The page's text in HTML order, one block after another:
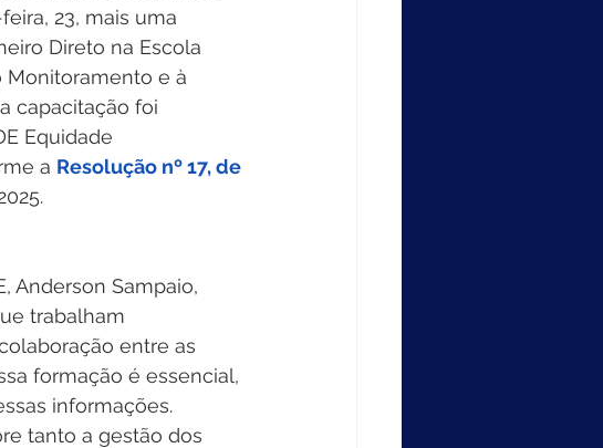
23, mais uma
Direto na Escola
Monitoramento e à
capacitação foi
Equidade
a Resolução nº 17, de
Anderson Sampaio,
trabalham
entre as
formação é essencial,
informações.
tanto a gestão dos